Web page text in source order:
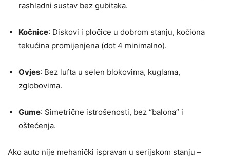
rashladni sustav bez gubitaka.
Kočnice: Diskovi i pločice u dobrom stanju, kočiona
tekućina promijenjena (dot 4 minimalno).
Ovjes: Bez lufta u selen blokovima, kuglama,
zglobovima.
Gume: Simetrične istrošenosti, bez “balona” i
oštećenja.
Ako auto nije mehanički ispravan u serijskom stanju –